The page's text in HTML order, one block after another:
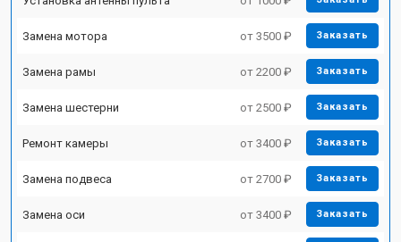
Замена мотора от 3500 ₽ Заказать
Замена рамы от 2200 ₽ Заказать
Замена шестерни от 2500 ₽ Заказать
Ремонт камеры от 3400 ₽ Заказать
Замена подвеса от 2700 ₽ Заказать
Замена оси от 3400 ₽ Заказать